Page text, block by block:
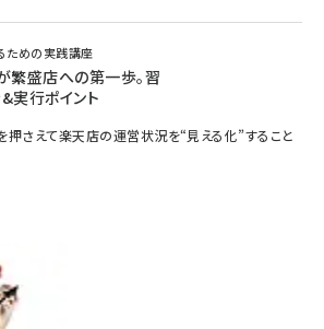
ための実践講座
繁盛店への第一歩。習
実行ポイント
さえて楽天店の運営状況を“見える化”すること